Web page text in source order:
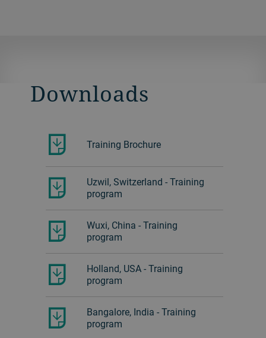
Downloads
Training Brochure
Uzwil, Switzerland - Training
program
Wuxi, China - Training
program
Holland, USA - Training
program
Bangalore, India - Training
program